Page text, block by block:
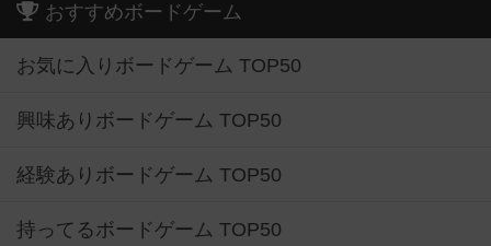
おすすめボードゲーム
お気に入りボードゲーム TOP50
興味ありボードゲーム TOP50
経験ありボードゲーム TOP50
持ってるボードゲーム TOP50